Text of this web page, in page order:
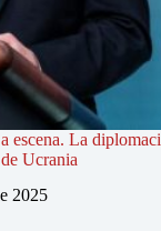
escena. La
Ucrania
2025